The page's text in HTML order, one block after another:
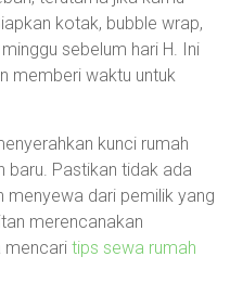
kotak, bubble wrap,
sebelum hari H. Ini
memberi waktu untuk
kunci rumah
baru. Pastikan tidak ada
menyewa dari pemilik yang
merencanakan
mencaritips sewa rumah